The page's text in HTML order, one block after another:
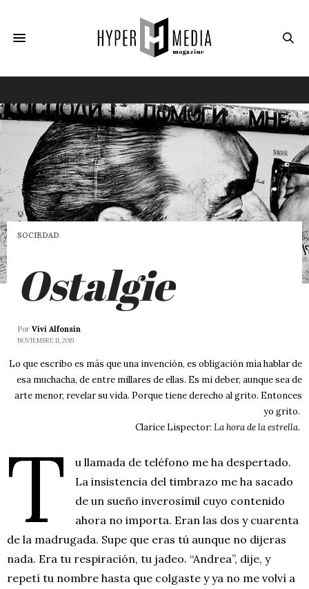
SOCIEDAD
Ostalgie
Por Vivi Alfonsín
NOVIEMBRE 11, 2019
Lo que escribo es más que una invención, es obligación mía hablar de
esa muchacha, de entre millares de ellas. Es mi deber, aunque sea de
arte menor, revelar su vida. Porque tiene derecho al grito. Entonces
yo grito.
Clarice Lispector: La hora de la estrella.
T
u llamada de teléfono me ha despertado.
La insistencia del timbrazo me ha sacado
de un sueño inverosímil cuyo contenido
ahora no importa. Eran las dos y cuarenta
de la madrugada. Supe que eras tú aunque no dijeras
nada. Era tu respiración, tu jadeo. “Andrea”, dije, y
repetí tu nombre hasta que colgaste y ya no me volví a